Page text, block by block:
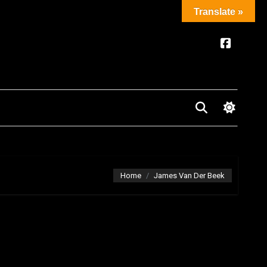
Home James Van Der Beek
Translate »